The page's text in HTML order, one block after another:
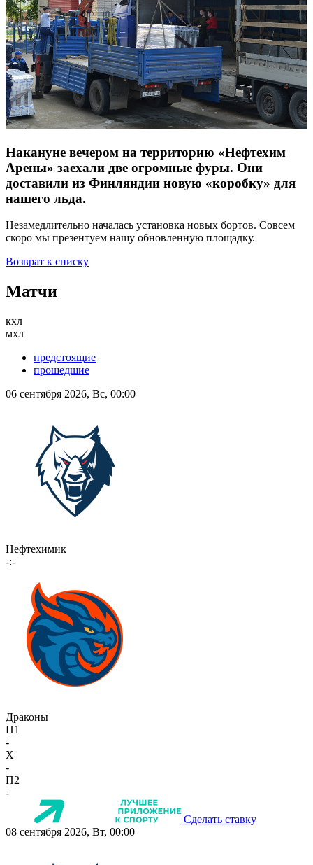
Накануне вечером на территорию «Нефтехим
Арены» заехали две огромные фуры. Они
доставили из Финляндии новую «коробку» для
нашего льда.
Незамедлительно началась установка новых бортов. Совсем
скоро мы презентуем нашу обновленную площадку.
Возврат к списку
Матчи
кхл
мхл
предстоящие
прошедшие
06 сентября 2026, Вс, 00:00
Нефтехимик
-:-
Драконы
П1
-
X
-
П2
-
Сделать ставку
08 сентября 2026, Вт, 00:00